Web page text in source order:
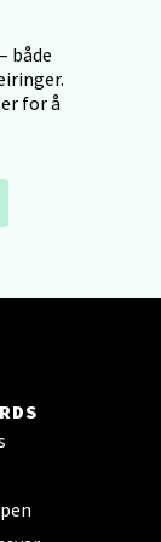
både
for å
Falkenborgveien
Åpent i dag 09-21
Ski Storsenter,
Sortland -
Strangata 26,